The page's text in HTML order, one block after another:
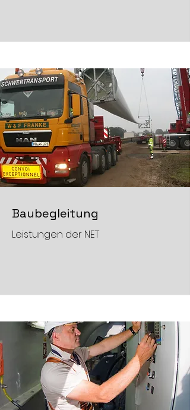
Baubegleitung
Leistungen der NET